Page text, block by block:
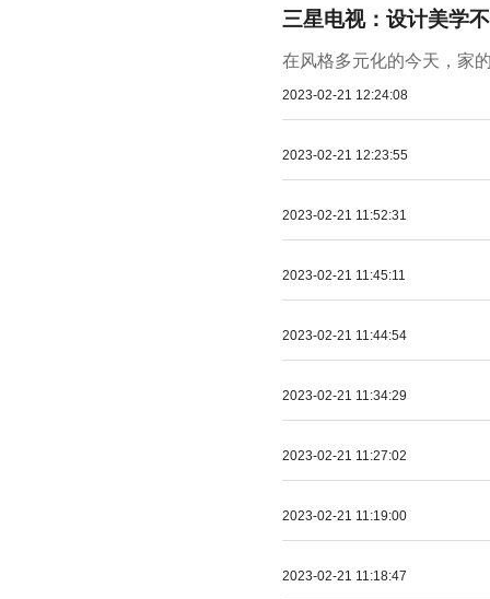
三星电视：设计美学
在风格多元化的今天，家
2023-02-21 12:24:08
2023-02-21 12:23:55
2023-02-21 11:52:31
2023-02-21 11:45:11
2023-02-21 11:44:54
2023-02-21 11:34:29
2023-02-21 11:27:02
2023-02-21 11:19:00
2023-02-21 11:18:47